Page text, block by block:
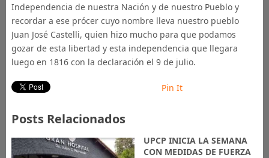
Independencia de nuestra Nación y de nuestro Pueblo y
recordar a ese prócer cuyo nombre lleva nuestro pueblo
Juan José Castelli, quien hizo mucho para que podamos
gozar de esta libertad y esta independencia que llegara
luego en 1816 con la declaración el 9 de julio.
Pin It
Posts Relacionados
UPCP INICIA LA SEMANA
CON MEDIDAS DE FUERZA